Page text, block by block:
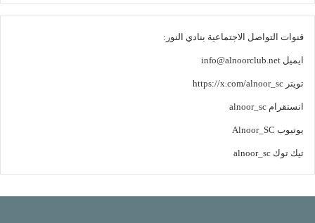
قنوات التواصل الاجتماعية بنادي النور:
ايميل info@alnoorclub.net
تويتر https://x.com/alnoor_sc
انستقرام alnoor_sc
يوتيوب Alnoor_SC
تيك توك alnoor_sc